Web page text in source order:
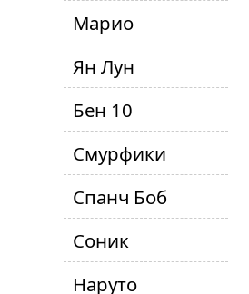
Марио
Ян Лун
Бен 10
Смурфики
Спанч Боб
Соник
Наруто